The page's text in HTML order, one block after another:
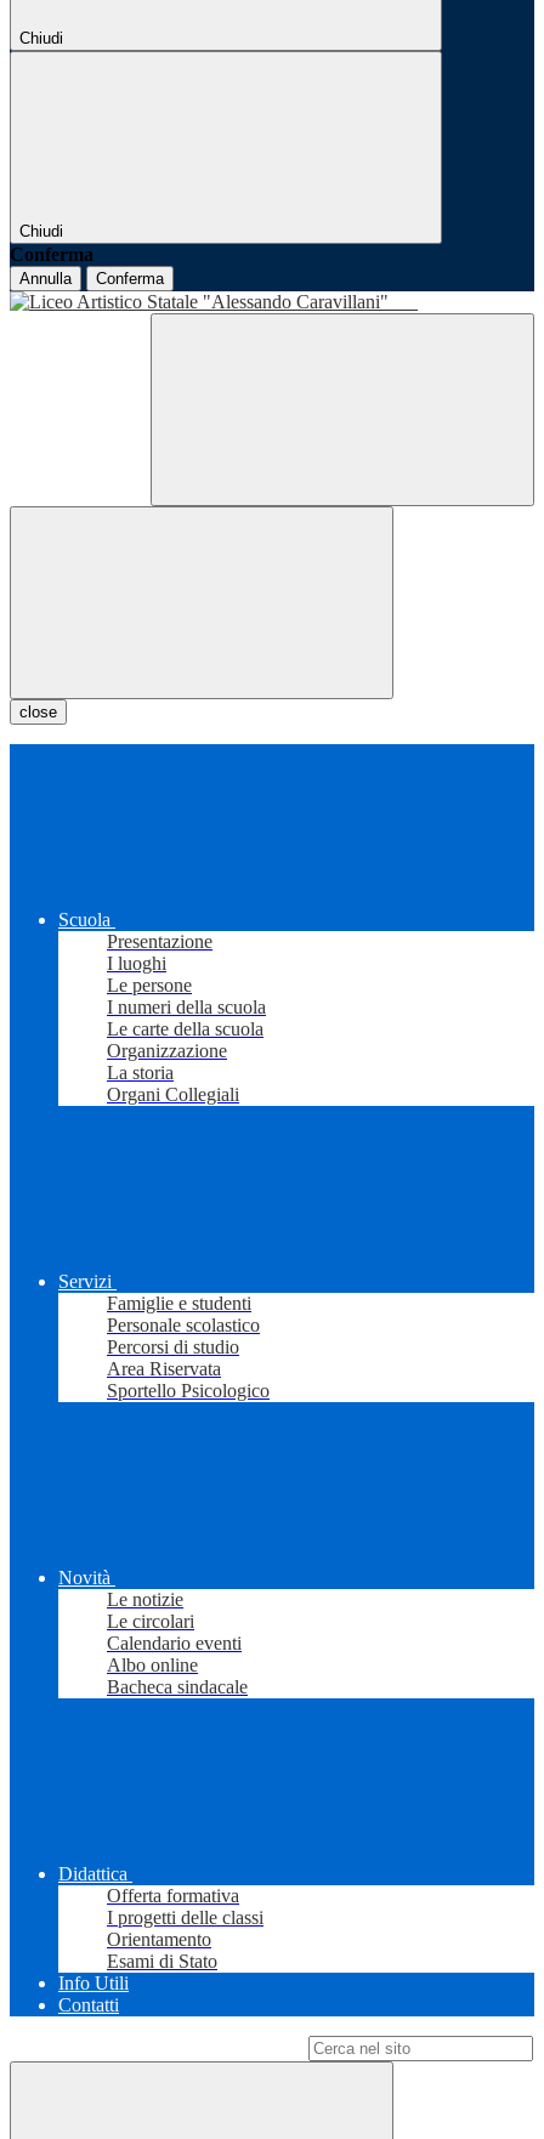
Chiudi
Chiudi
Conferma
Annulla Conferma
close
Scuola
Presentazione
I luoghi
Le persone
I numeri della scuola
Le carte della scuola
Organizzazione
La storia
Organi Collegiali
Servizi
Famiglie e studenti
Personale scolastico
Percorsi di studio
Area Riservata
Sportello Psicologico
Novità
Le notizie
Le circolari
Calendario eventi
Albo online
Bacheca sindacale
Didattica
Offerta formativa
I progetti delle classi
Orientamento
Esami di Stato
Info Utili
Contatti